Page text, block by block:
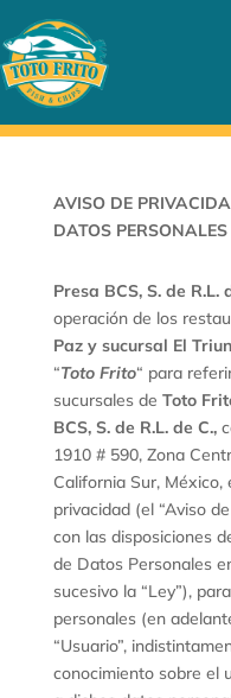
AVISO DE
DATOS PERSONALES
Presa BCS, S. de R.L.
operación de los
Paz y sucursal El
“Toto Frito“ para
sucursales de Toto
BCS, S. de R.L. de C.,
1910 # 590, Zona
California Sur, México,
privacidad (el “Aviso
con las disposiciones
de Datos Personales
sucesivo la “Ley”),
personales (en
“Usuario”,
conocimiento sobre el